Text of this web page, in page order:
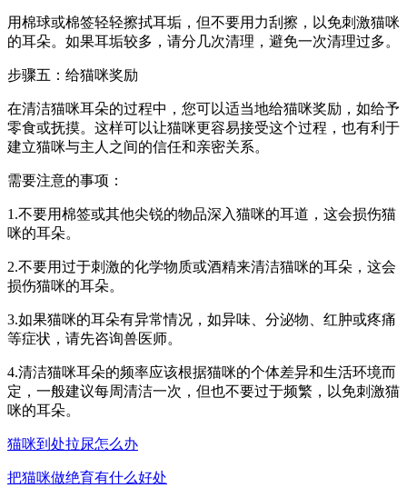
用棉球或棉签轻轻擦拭耳垢，但不要用力刮擦，以免刺激猫咪
的耳朵。如果耳垢较多，请分几次清理，避免一次清理过多。
步骤五：给猫咪奖励
在清洁猫咪耳朵的过程中，您可以适当地给猫咪奖励，如给予
零食或抚摸。这样可以让猫咪更容易接受这个过程，也有利于
建立猫咪与主人之间的信任和亲密关系。
需要注意的事项：
1.不要用棉签或其他尖锐的物品深入猫咪的耳道，这会损伤猫
咪的耳朵。
2.不要用过于刺激的化学物质或酒精来清洁猫咪的耳朵，这会
损伤猫咪的耳朵。
3.如果猫咪的耳朵有异常情况，如异味、分泌物、红肿或疼痛
等症状，请先咨询兽医师。
4.清洁猫咪耳朵的频率应该根据猫咪的个体差异和生活环境而
定，一般建议每周清洁一次，但也不要过于频繁，以免刺激猫
咪的耳朵。
猫咪到处拉尿怎么办
把猫咪做绝育有什么好处